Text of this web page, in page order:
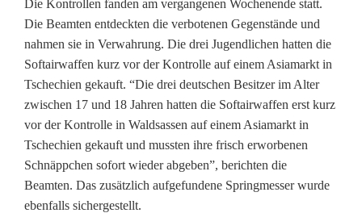
m
u
g
g
e
l
Die Kontrollen fanden am vergangenen Wochenende statt.
Die Beamten entdeckten die verbotenen Gegenstände und
nahmen sie in Verwahrung. Die drei Jugendlichen hatten die
Softairwaffen kurz vor der Kontrolle auf einem Asiamarkt in
Tschechien gekauft. “Die drei deutschen Besitzer im Alter
zwischen 17 und 18 Jahren hatten die Softairwaffen erst kurz
vor der Kontrolle in Waldsassen auf einem Asiamarkt in
Tschechien gekauft und mussten ihre frisch erworbenen
Schnäppchen sofort wieder abgeben”, berichten die
Beamten. Das zusätzlich aufgefundene Springmesser wurde
ebenfalls sichergestellt.